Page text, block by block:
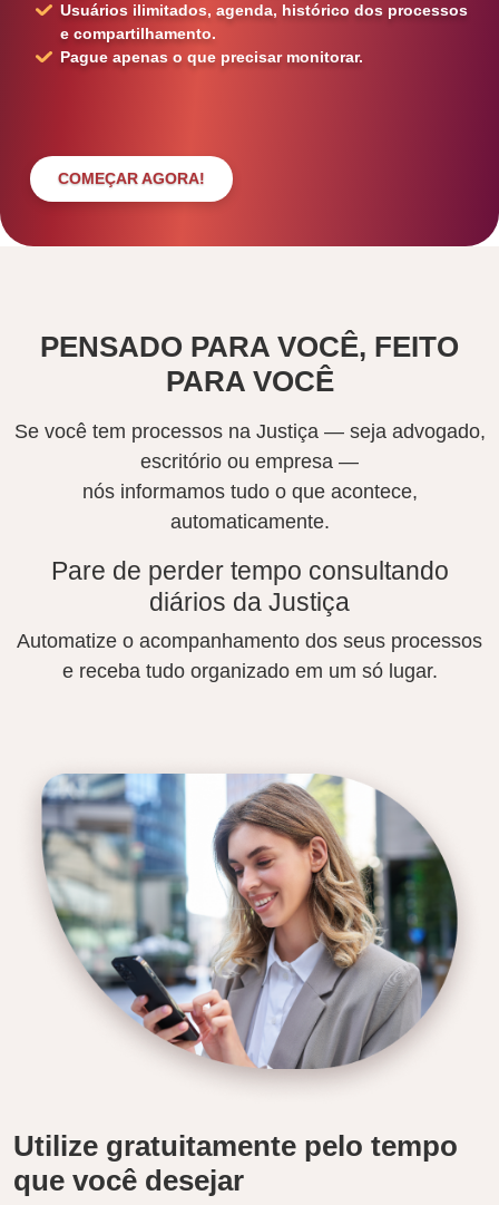
Usuários ilimitados, agenda, histórico dos processos
e compartilhamento.
Pague apenas o que precisar monitorar.
COMEÇAR AGORA!
PENSADO PARA VOCÊ, FEITO
PARA VOCÊ
Se você tem processos na Justiça — seja advogado,
escritório ou empresa —
nós informamos tudo o que acontece,
automaticamente.
Pare de perder tempo consultando
diários da Justiça
Automatize o acompanhamento dos seus processos
e receba tudo organizado em um só lugar.
Utilize gratuitamente pelo tempo
que você desejar